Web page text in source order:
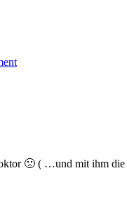
🙁 ( …und mit ihm